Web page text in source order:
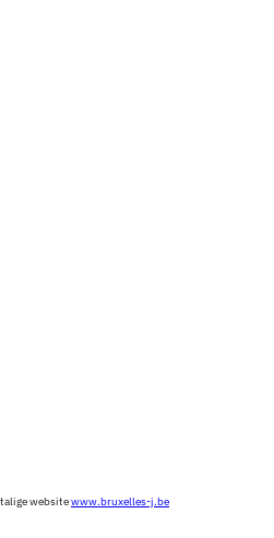
websitewww.bruxelles-j.be